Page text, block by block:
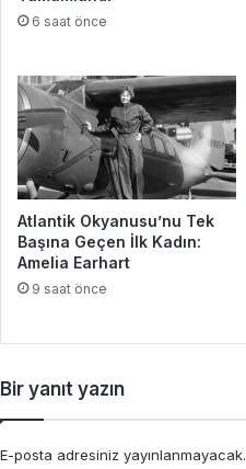
6 saat önce
Atlantik Okyanusu’nu Tek
Başına Geçen İlk Kadın:
Amelia Earhart
9 saat önce
Bir yanıt yazın
E-posta adresiniz yayınlanmayacak.